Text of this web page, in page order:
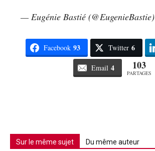
— Eugénie Bastié (@EugenieBastie)
Facebook 93 Twitter 6
Email 4 103
PARTAGES
Sur le même sujet Du même auteur